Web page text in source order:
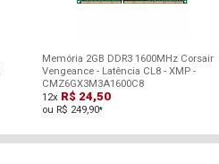
Memória 2GB DDR3 1600MHz Corsair
Vengeance - Latência CL8 - XMP -
CMZ6GX3M3A1600C8
12x R$ 24,50
ou R$ 249,90*